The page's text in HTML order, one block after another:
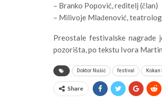
– Branko Popović, reditelj (član)
– Milivoje Mlađenović, teatrolog
Preostale festivalske nagrade
pozorišta, po tekstu Ivora
Doktor Nušić festival
Share